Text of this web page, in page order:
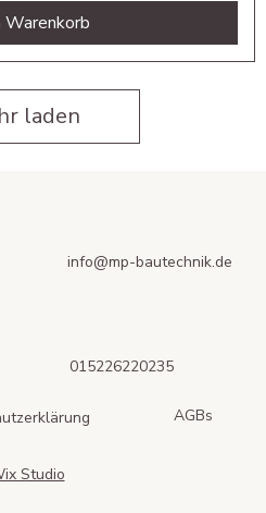
Warenkorb
laden
info@mp-bautechnik.de
015226220235
AGBs
Studio